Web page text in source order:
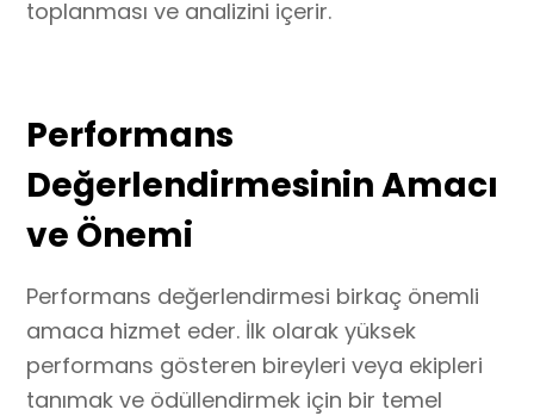
toplanması ve analizini içerir.
Performans
Değerlendirmesinin Amacı
ve Önemi
Performans değerlendirmesi birkaç önemli
amaca hizmet eder. İlk olarak yüksek
performans gösteren bireyleri veya ekipleri
tanımak ve ödüllendirmek için bir temel